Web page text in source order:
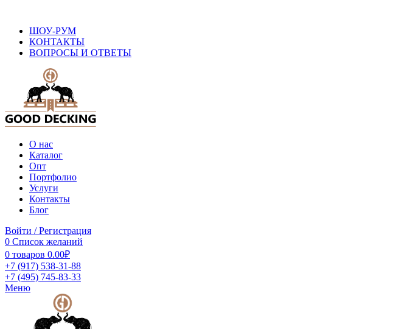
ШОУ-РУМ
КОНТАКТЫ
ВОПРОСЫ И ОТВЕТЫ
О нас
Каталог
Опт
Портфолио
Услуги
Контакты
Блог
Войти / Регистрация
0 Список желаний
0 товаров 0.00₽
+7 (917) 538-31-88
+7 (495) 745-83-33
Меню